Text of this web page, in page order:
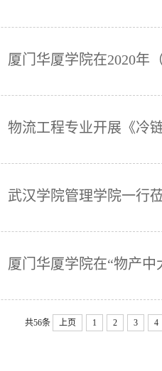
武汉学院管理学院一行
共56条 上页 1 2 3 4